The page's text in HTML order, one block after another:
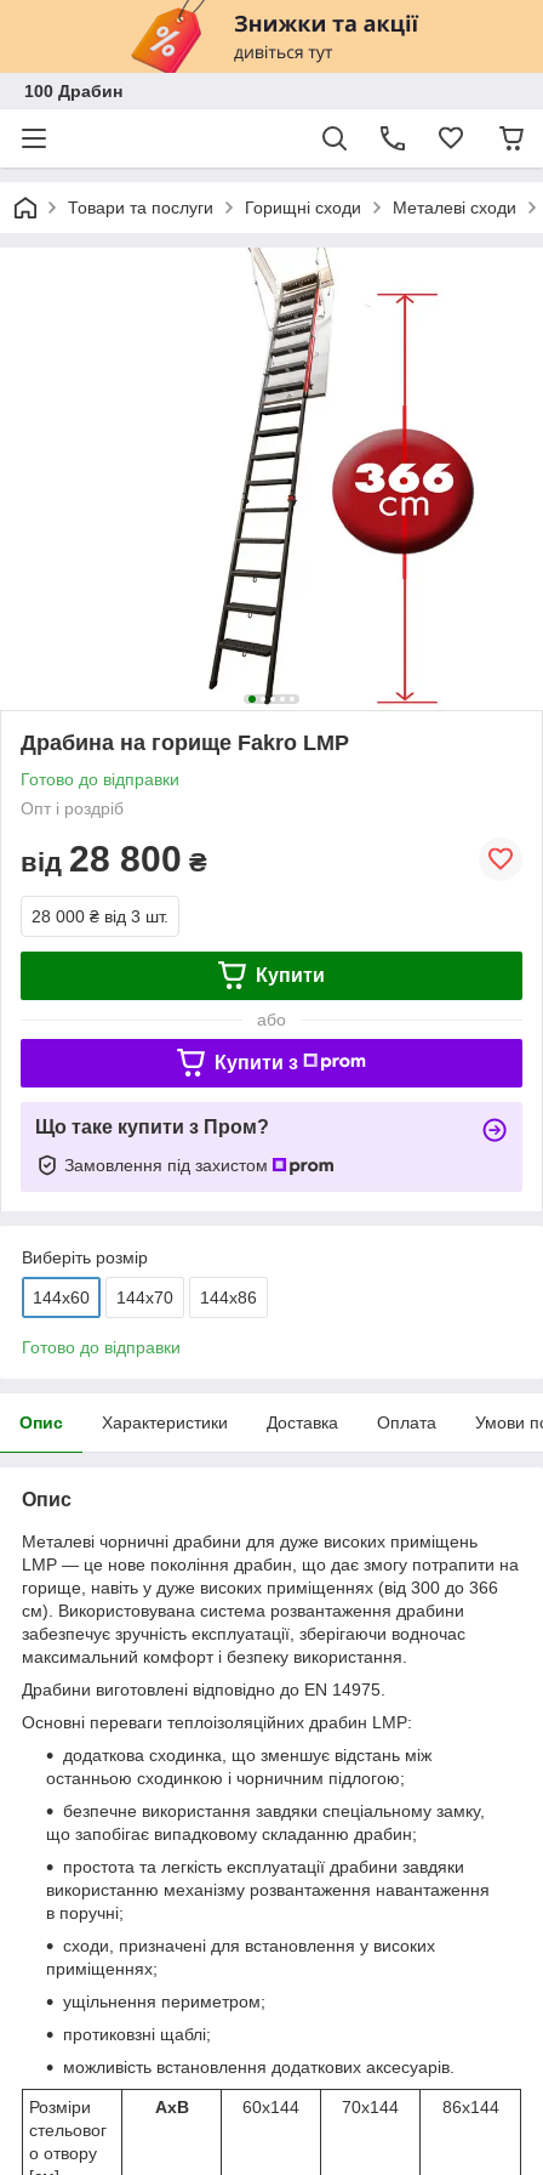
100 Драбин
Товари та послуги Горищні сходи Металеві сходи
Драбина на горище Fakro LMP
Готово до відправки
Опт і роздріб
від 28 800 ₴
28 000 ₴ від 3 шт.
Купити
або
Купити з
Що таке купити з Пром?
Замовлення під захистом
Виберіть розмір
144x60 144х70 144х86
Готово до відправки
Опис Характеристики Доставка Оплата Умови
Опис
Металеві чорничні драбини для дуже високих приміщень
LMP — це нове покоління драбин, що дає змогу потрапити на
горище, навіть у дуже високих приміщеннях (від 300 до 366
см). Використовувана система розвантаження драбини
забезпечує зручність експлуатації, зберігаючи водночас
максимальний комфорт і безпеку використання.
Драбини виготовлені відповідно до EN 14975.
Основні переваги теплоізоляційних драбин LMP:
додаткова сходинка, що зменшує відстань між
останньою сходинкою і чорничним підлогою;
безпечне використання завдяки спеціальному замку,
що запобігає випадковому складанню драбин;
простота та легкість експлуатації драбини завдяки
використанню механізму розвантаження навантаження
в поручні;
сходи, призначені для встановлення у високих
приміщеннях;
ущільнення периметром;
протиковзні щаблі;
можливість встановлення додаткових аксесуарів.
Розміри
стельовог
о отвору
AxB 60x144 70x144 86x144